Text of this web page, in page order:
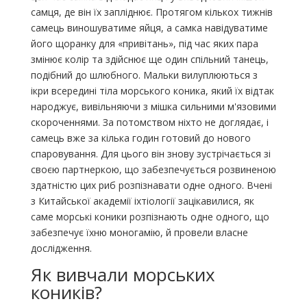
самця, де він їх запліднює. Протягом кількох тижнів
самець виношуватиме яйця, а самка навідуватиме
його щоранку для «привітань», під час яких пара
змінює колір та здійснює ще один спільний танець,
подібний до шлюбного. Мальки вилуплюються з
ікри всередині тіла морського коника, який їх відтак
народжує, вивільняючи з мішка сильними м'язовими
скороченнями. За потомством ніхто не доглядає, і
самець вже за кілька годин готовий до нового
спаровування. Для цього він знову зустрічається зі
своєю партнеркою, що забезпечується розвиненою
здатністю цих риб розпізнавати одне одного. Вчені
з Китайської академії іхтіології зацікавилися, як
саме морські коники розпізнають одне одного, що
забезпечує їхню моногамію, й провели власне
дослідження.
Як вивчали морських
коників?